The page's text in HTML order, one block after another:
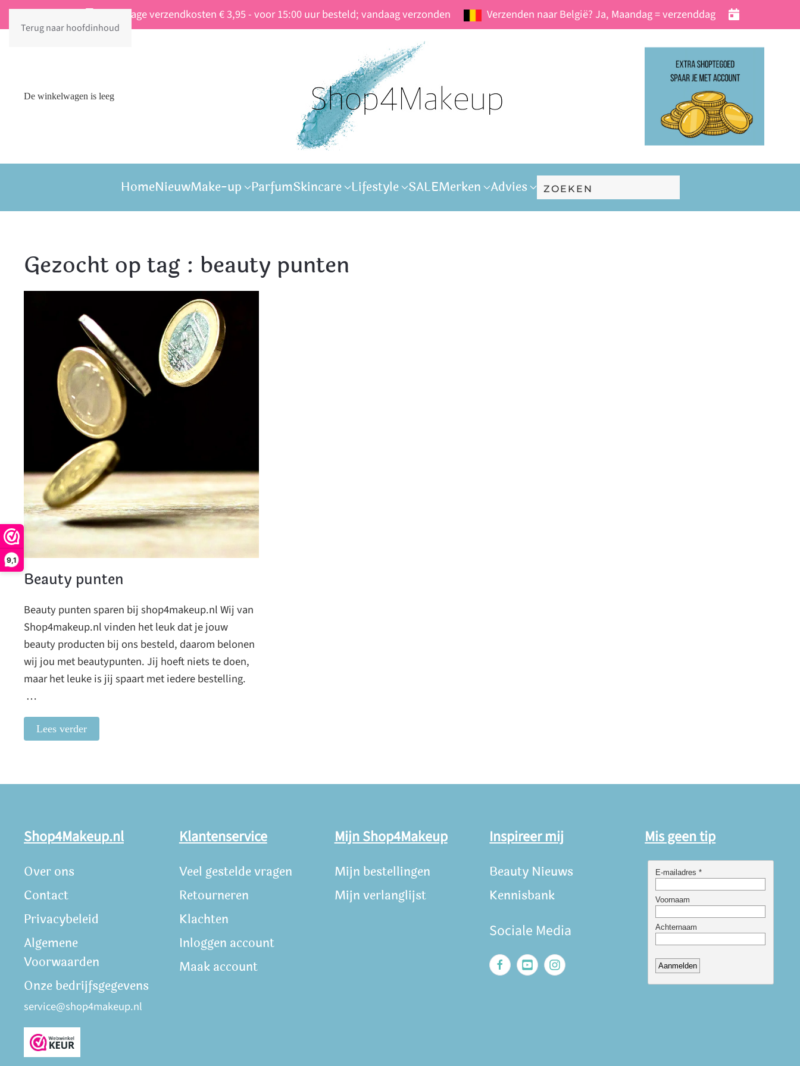
9,1
Terug naar hoofdinhoud
Vaste lage verzendkosten € 3,95 - voor 15:00 uur besteld; vandaag verzonden Verzenden naar België? Ja, Maandag = verzenddag
De winkelwagen is leeg
HomeNieuwMake-up ParfumSkincare Lifestyle SALEMerken Advies
Gezocht op tag : beauty punten
Beauty punten
Beauty punten sparen bij shop4makeup.nl Wij van
Shop4makeup.nl vinden het leuk dat je jouw
beauty producten bij ons besteld, daarom belonen
wij jou met beautypunten. Jij hoeft niets te doen,
maar het leuke is jij spaart met iedere bestelling.
…
Lees verder
Shop4Makeup.nl
Over ons
Contact
Privacybeleid
Algemene
Voorwaarden
Onze bedrijfsgegevens
service@shop4makeup.nl
Klantenservice
Veel gestelde vragen
Retourneren
Klachten
Inloggen account
Maak account
Mijn Shop4Makeup
Mijn bestellingen
Mijn verlanglijst
Inspireer mij
Beauty Nieuws
Kennisbank
Sociale Media
Mis geen tip